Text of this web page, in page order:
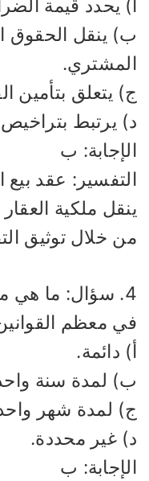
يحدد قيمة
ينقل الحقوق
يتعلق بتأمين
يرتبط بتراخيص
ب
عقد بيع
ملكية العقار
خلال توثيق
4. سؤال: ما هي
معظم القوانين؟
دائمة.
لمدة سنة واحدة.
لمدة شهر واحد.
غير محددة.
ب